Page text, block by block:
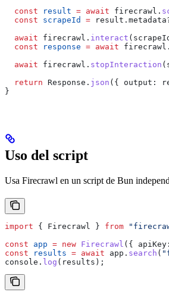
  const
result = await firecrawl .
  const
scrapeId = result . metadata
  await
firecrawl . interact (
  const
response = await firecrawl .
  await
firecrawl . stopInteraction (
  return
Response . json ({ output:
}
Uso del script
Usa Firecrawl en un script de Bun
import { Firecrawl } from
const app = new Firecrawl ({ apiKey:
const results = await app . search (
console . log ( results );